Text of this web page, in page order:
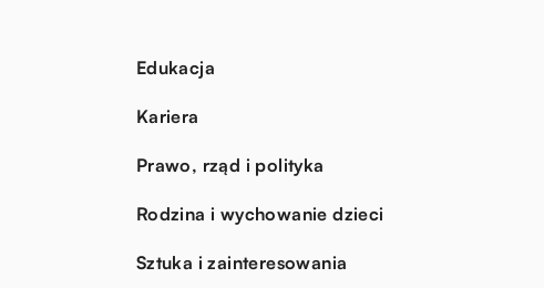
Edukacja
Kariera
Prawo, rząd i polityka
Rodzina i wychowanie dzieci
Sztuka i zainteresowania